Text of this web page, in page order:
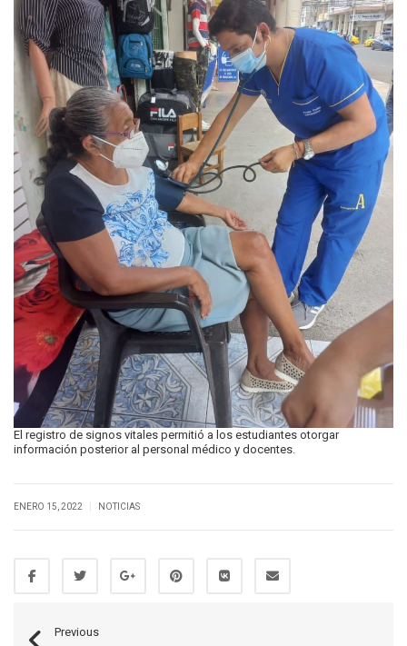
El registro de signos vitales permitió a los estudiantes otorgar
información posterior al personal médico y docentes.
ENERO 15, 2022 NOTICIAS
Previous